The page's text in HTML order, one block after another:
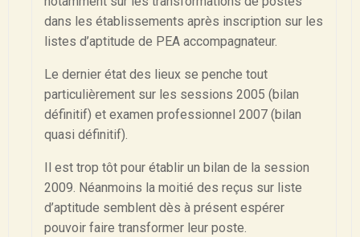
dans les établissements après inscription sur les
listes d’aptitude de PEA accompagnateur.
Le dernier état des lieux se penche tout
particulièrement sur les sessions 2005 (bilan
définitif) et examen professionnel 2007 (bilan
quasi définitif).
Il est trop tôt pour établir un bilan de la session
2009. Néanmoins la moitié des reçus sur liste
d’aptitude semblent dès à présent espérer
pouvoir faire transformer leur poste.